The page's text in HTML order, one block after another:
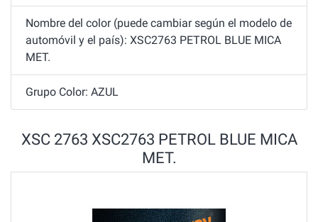
Nombre del color (puede cambiar según el modelo de
automóvil y el país): XSC2763 PETROL BLUE MICA
MET.
Grupo Color: AZUL
XSC 2763 XSC2763 PETROL BLUE MICA
MET.